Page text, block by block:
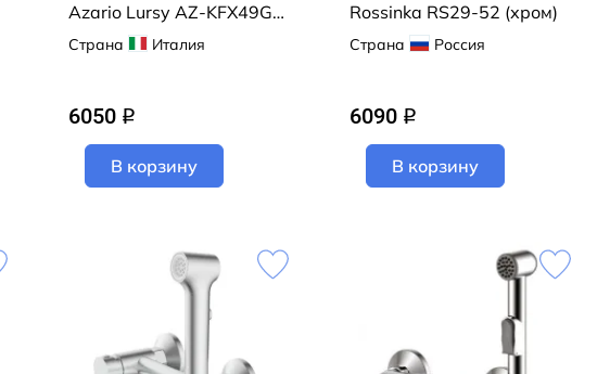
Azario Lursy AZ-KFX49GR
(графит)
Страна Италия
6050 q
В корзину
Rossinka RS29-52 (хром)
Страна Россия
6090 q
В корзину